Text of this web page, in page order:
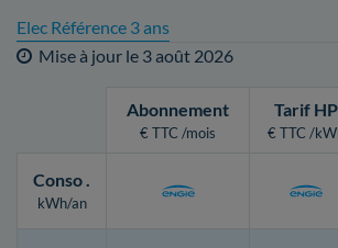
Elec Référence 3 ans
Mise à jour le 3 août 2026
Abonnement
€ TTC /mois
Tarif HP
€ TTC /
Conso.
kWh/an